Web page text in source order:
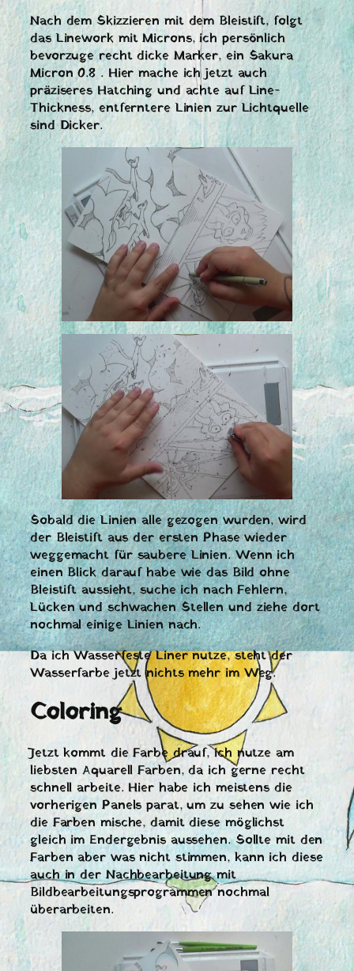
Nach dem Skizzieren mit dem Bleistift, folgt
das Linework mit Microns, ich persönlich
bevorzuge recht dicke Marker, ein Sakura
Micron 0.8 . Hier mache ich jetzt auch
präziseres Hatching und achte auf Line-
Thickness, entferntere Linien zur Lichtquelle
sind Dicker.
Sobald die Linien alle gezogen wurden, wird
der Bleistift aus der ersten Phase wieder
weggemacht für saubere Linien. Wenn ich
einen Blick darauf habe wie das Bild ohne
Bleistift aussieht, suche ich nach Fehlern,
Lücken und schwachen Stellen und ziehe dort
nochmal einige Linien nach.
Da ich Wasserfeste Liner nutze, steht der
Wasserfarbe jetzt nichts mehr im Weg.
Coloring
Jetzt kommt die Farbe drauf, ich nutze am
liebsten Aquarell Farben, da ich gerne recht
schnell arbeite. Hier habe ich meistens die
vorherigen Panels parat, um zu sehen wie ich
die Farben mische, damit diese möglichst
gleich im Endergebnis aussehen. Sollte mit den
Farben aber was nicht stimmen, kann ich diese
auch in der Nachbearbeitung mit
Bildbearbeitungsprogrammen nochmal
überarbeiten.